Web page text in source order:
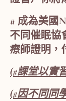
# 成為美國
不同催眠協
療師證明，
(#課堂以實
(#因不同同